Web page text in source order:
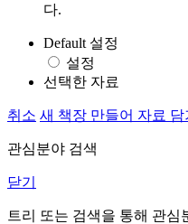
다.
Default 설정
설정
선택한 자료
취소 새 책장 만들어 자료 담
관심분야 검색
닫기
트리 또는 검색을 통해 관심